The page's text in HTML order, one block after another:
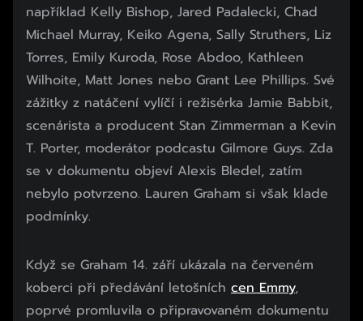
například Kelly Bishop, Jared Padalecki, Chad
Michael Murray, Keiko Agena, Sally Struthers, Liz
Torres, Emily Kuroda, Rose Abdoo, Kathleen
Wilhoite, Matt Jones nebo Grant Lee Phillips. Své
zážitky z natáčení vylíčí i režisérka Jamie Babbit,
scenárista a producent Stan Zimmerman a Kevin
T. Porter, moderátor podcastu Gilmore Guys. Zda
se v dokumentu objeví Alexis Bledel, zatím
nebylo potvrzeno. Lauren Graham si však klade
podmínky.
Když se Graham 14. září ukázala na červeném
koberci při předávání letošních cen Emmy,
poprvé promluvila o připravovaném dokumentu